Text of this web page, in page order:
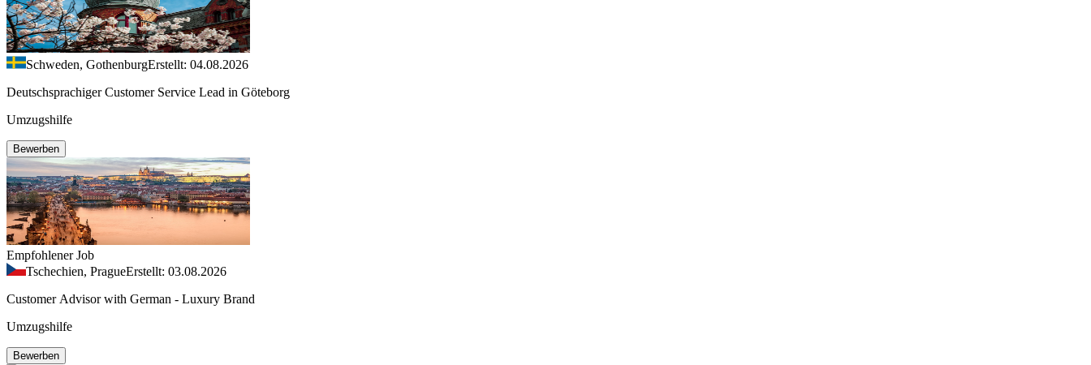
Schweden, GothenburgErstellt: 04.08.2026
Deutschsprachiger Customer Service Lead in Göteborg
Umzugshilfe
Bewerben
Empfohlener Job
Tschechien, PragueErstellt: 03.08.2026
Customer Advisor with German - Luxury Brand
Umzugshilfe
Bewerben